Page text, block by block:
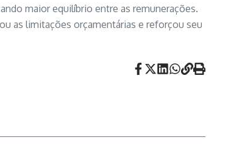
maior equilíbrio entre as remunerações.
as limitações orçamentárias e reforçou seu